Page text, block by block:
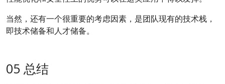
当然，还有一个很重要的考虑因素，是团队现有的技术栈，
即技术储备和人才储备。
05 总结